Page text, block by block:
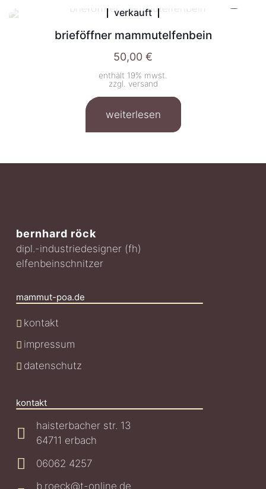
verkauft
brieföffner mammutelfenbein
50,00 €
enthält 19% mwst.
zzgl. versand
weiterlesen
bernhard röck
dipl.-industriedesigner (fh)
elfenbeinschnitzer
mammut-poa.de
kontakt
impressum
datenschutz
kontakt
haisterbacher str. 13
64711 erbach
06062 4257
b.roeck@t-online.de